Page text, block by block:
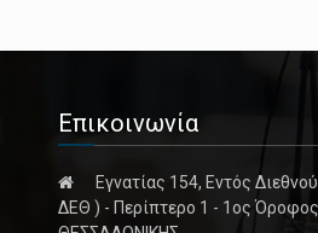
Επικοινωνία
Εγνατίας 154, Εντός
ΔΕΘ ) - Περίπτερο 1 - 1ος